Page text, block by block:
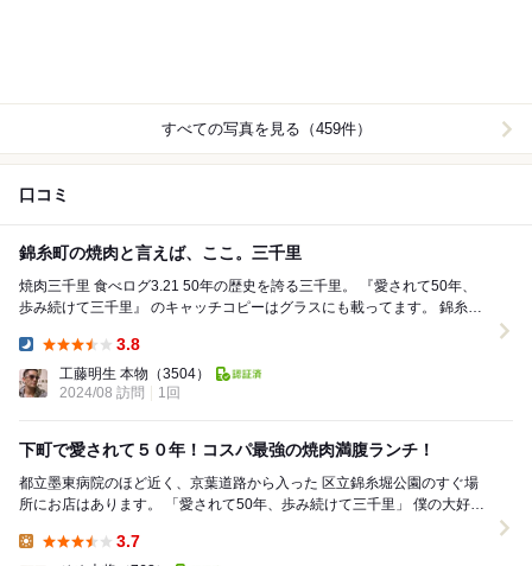
すべての写真を見る（459件）
口コミ
錦糸町の焼肉と言えば、ここ。三千里
焼肉三千里 食べログ3.21 50年の歴史を誇る三千里。 『愛されて50年、
歩み続けて三千里』 のキャッチコピーはグラスにも載ってます。 錦糸町
3.8
工藤明生 本物 （3504）
2024/08 訪問
1回
下町で愛されて５０年！コスパ最強の焼肉満腹ランチ！
都立墨東病院のほど近く、京葉道路から入った 区立錦糸堀公園のすぐ場
所にお店はあります。 「愛されて50年、歩み続けて三千里」 僕の大好き
3.7